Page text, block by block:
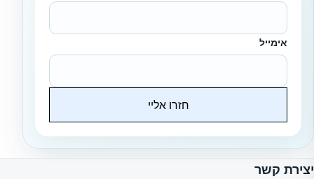
אימייל
חזרו אליי
יצירת קשר